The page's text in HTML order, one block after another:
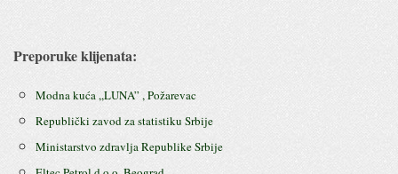
Preporuke klijenata:
Modna kuća ,,LUNA” , Požarevac
Republički zavod za statistiku Srbije
Ministarstvo zdravlja Republike Srbije